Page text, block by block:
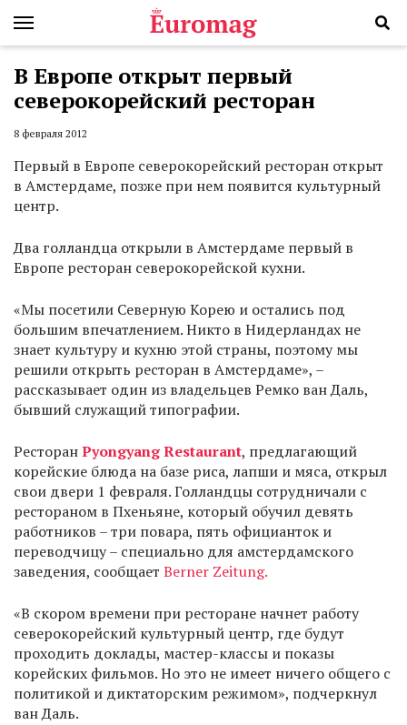
В Европе открыт первый
северокорейский ресторан
8 февраля 2012
Первый в Европе северокорейский ресторан открыт
в Амстердаме, позже при нем появится культурный
центр.
Два голландца открыли в Амстердаме первый в
Европе ресторан северокорейской кухни.
«Мы посетили Северную Корею и остались под
большим впечатлением. Никто в Нидерландах не
знает культуру и кухню этой страны, поэтому мы
решили открыть ресторан в Амстердаме», –
рассказывает один из владельцев Ремко ван Даль,
бывший служащий типографии.
РесторанPyongyang Restaurant, предлагающий
корейские блюда на базе риса, лапши и мяса, открыл
свои двери 1 февраля. Голландцы сотрудничали с
рестораном в Пхеньяне, который обучил девять
работников – три повара, пять официанток и
переводчицу – специально для амстердамского
заведения, сообщает Berner Zeitung.
«В скором времени при ресторане начнет работу
северокорейский культурный центр, где будут
проходить доклады, мастер-классы и показы
корейских фильмов. Но это не имеет ничего общего с
политикой и диктаторским режимом», подчеркнул
ван Даль.